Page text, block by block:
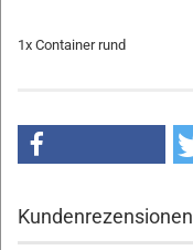
1x Container rund
Kundenrezensionen